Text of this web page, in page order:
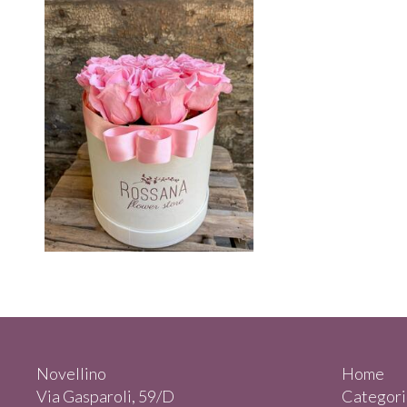
Novellino
Via Gasparoli, 59/D
Home